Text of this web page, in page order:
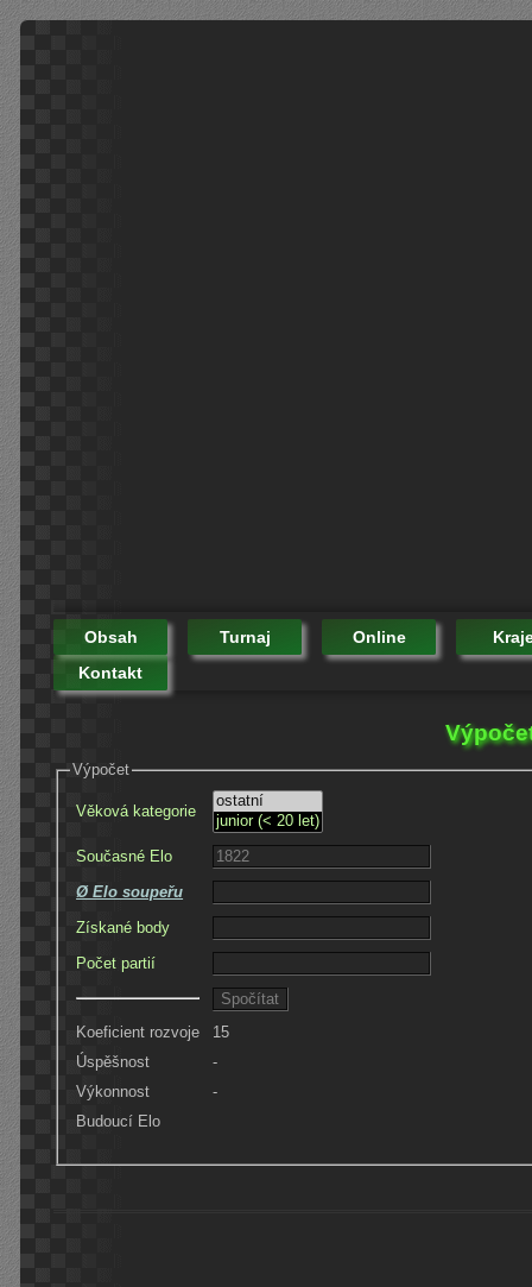
Obsah Turnaj Online
Kontakt
Výpočet
Věková kategorie
Současné Elo
Ø Elo soupeřu
Získané body
Počet partií
Koeficient rozvoje
15
Úspěšnost
-
Výkonnost
-
Budoucí Elo